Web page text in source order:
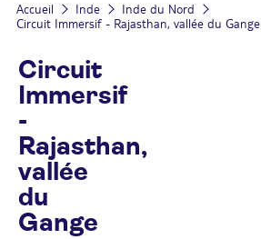
Accueil Inde
Inde du Nord
Circuit Immersif - Rajasthan, vallée du Gange
Circuit
Immersif
-
Rajasthan,
vallée
du
Gange